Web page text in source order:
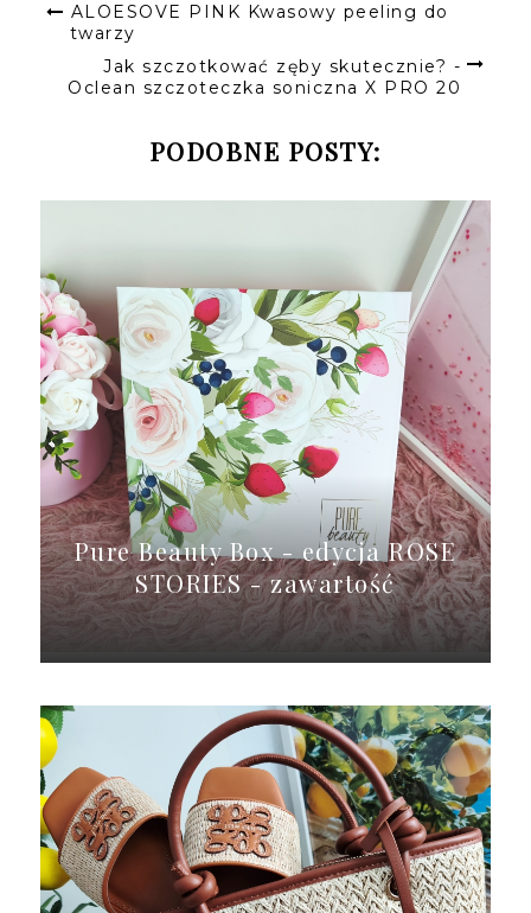
ALOESOVE PINK Kwasowy peeling do
twarzy
Jak szczotkować zęby skutecznie? -
Oclean szczoteczka soniczna X PRO 20
PODOBNE POSTY:
Pure Beauty Box - edycja ROSE
STORIES - zawartość